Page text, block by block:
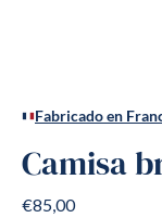
Fabricado en
Camisa
€85,00